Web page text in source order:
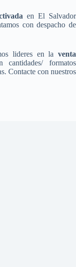
en El Salvador
con despacho de
lideres en laventa
formatos
Contacte con nuestros